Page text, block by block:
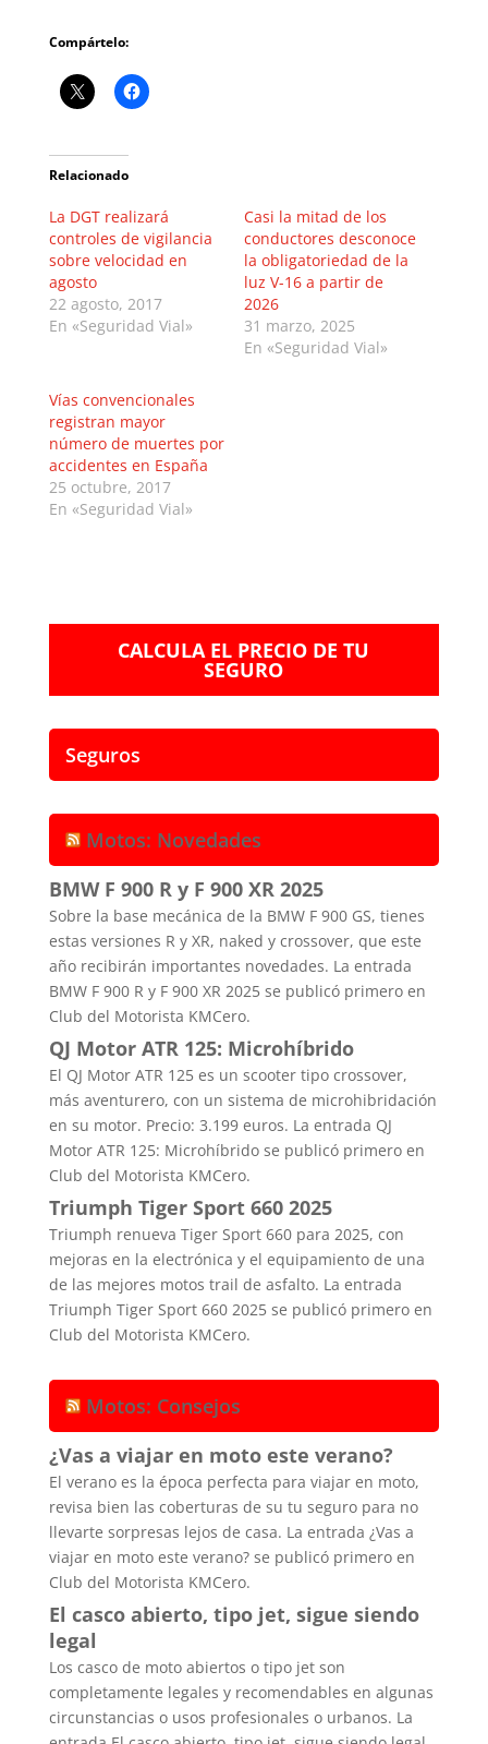
Compártelo:
Relacionado
La DGT realizará
controles de vigilancia
sobre velocidad en
agosto
22 agosto, 2017
En «Seguridad Vial»
Casi la mitad de los
conductores desconoce
la obligatoriedad de la
luz V-16 a partir de
2026
31 marzo, 2025
En «Seguridad Vial»
Vías convencionales
registran mayor
número de muertes por
accidentes en España
25 octubre, 2017
En «Seguridad Vial»
CALCULA EL PRECIO DE TU
SEGURO
Seguros
Motos: Novedades
BMW F 900 R y F 900 XR 2025
Sobre la base mecánica de la BMW F 900 GS, tienes
estas versiones R y XR, naked y crossover, que este
año recibirán importantes novedades. La entrada
BMW F 900 R y F 900 XR 2025 se publicó primero en
Club del Motorista KMCero.
QJ Motor ATR 125: Microhíbrido
El QJ Motor ATR 125 es un scooter tipo crossover,
más aventurero, con un sistema de microhibridación
en su motor. Precio: 3.199 euros. La entrada QJ
Motor ATR 125: Microhíbrido se publicó primero en
Club del Motorista KMCero.
Triumph Tiger Sport 660 2025
Triumph renueva Tiger Sport 660 para 2025, con
mejoras en la electrónica y el equipamiento de una
de las mejores motos trail de asfalto. La entrada
Triumph Tiger Sport 660 2025 se publicó primero en
Club del Motorista KMCero.
Motos: Consejos
¿Vas a viajar en moto este verano?
El verano es la época perfecta para viajar en moto,
revisa bien las coberturas de su tu seguro para no
llevarte sorpresas lejos de casa. La entrada ¿Vas a
viajar en moto este verano? se publicó primero en
Club del Motorista KMCero.
El casco abierto, tipo jet, sigue siendo
legal
Los casco de moto abiertos o tipo jet son
completamente legales y recomendables en algunas
circunstancias o usos profesionales o urbanos. La